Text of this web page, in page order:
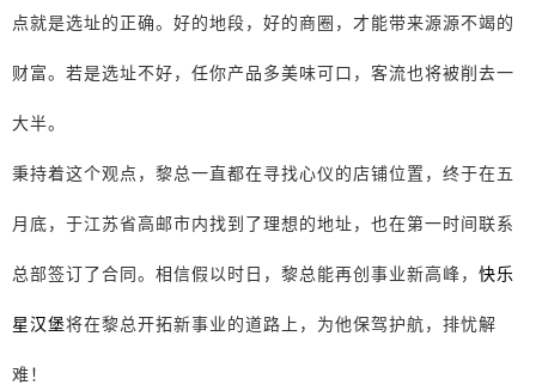
点就是选址的正确。好的地段，好的商圈，才能带来源源不竭的
财富。若是选址不好，任你产品多美味可口，客流也将被削去一
大半。
秉持着这个观点，黎总一直都在寻找心仪的店铺位置，终于在五
月底，于江苏省高邮市内找到了理想的地址，也在第一时间联系
总部签订了合同。相信假以时日，黎总能再创事业新高峰， 快乐
星汉堡将在黎总开拓新事业的道路上，为他保驾护航，排忧解
难！